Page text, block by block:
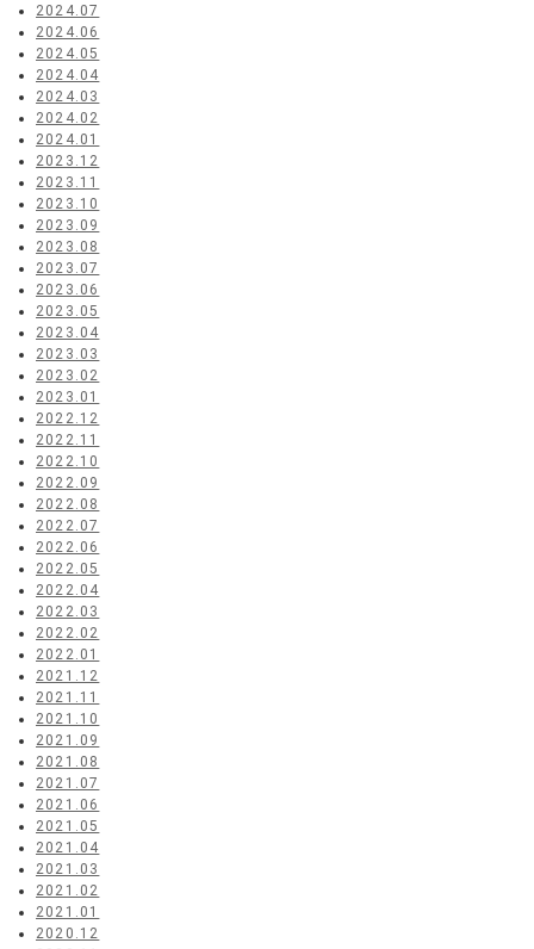
2024.07
2024.06
2024.05
2024.04
2024.03
2024.02
2024.01
2023.12
2023.11
2023.10
2023.09
2023.08
2023.07
2023.06
2023.05
2023.04
2023.03
2023.02
2023.01
2022.12
2022.11
2022.10
2022.09
2022.08
2022.07
2022.06
2022.05
2022.04
2022.03
2022.02
2022.01
2021.12
2021.11
2021.10
2021.09
2021.08
2021.07
2021.06
2021.05
2021.04
2021.03
2021.02
2021.01
2020.12